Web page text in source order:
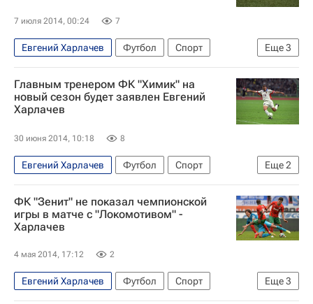
7 июля 2014, 00:24 7
Еще3
Евгений Харлачев Футбол
Спорт
Первая лига
Химик (Дзержинск)
Крылья Советов
Главным тренером ФК "Химик" на
новый сезон будет заявлен Евгений
Харлачев
30 июня 2014, 10:18 8
Еще2
Евгений Харлачев Футбол
Спорт
Первая лига
Химик (Дзержинск)
ФК "Зенит" не показал чемпионской
игры в матче с "Локомотивом" -
Харлачев
4 мая 2014, 17:12 2
Еще3
Евгений Харлачев Футбол
Спорт